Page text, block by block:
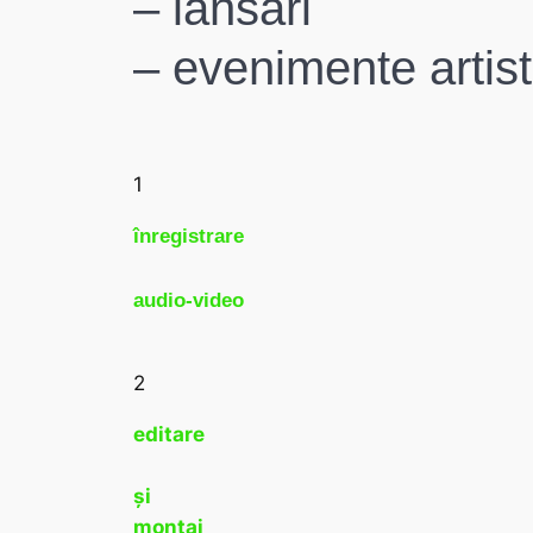
– evenimente
1
înregistrare
audio-video
2
editare
și
montaj